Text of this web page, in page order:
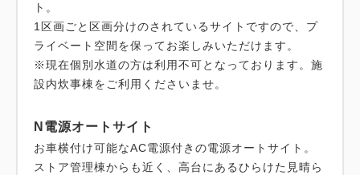
ト。
1区画ごと区画分けのされているサイトですので、プ
ライベート空間を保ってお楽しみいただけます。
※現在個別水道の方は利用不可となっております。施
設内炊事棟をご利用くださいませ。
N電源オートサイト
お車横付け可能なAC電源付きの電源オートサイト。
ストア管理棟からも近く、高台にあるひらけた見晴ら